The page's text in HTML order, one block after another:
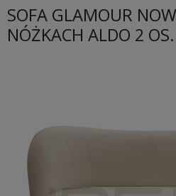
SOFA GLAMOUR
NÓŻKACH ALDO 2 OS.